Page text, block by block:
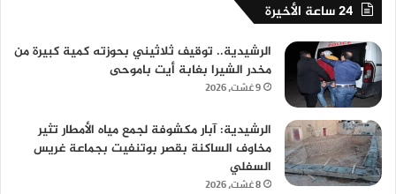
24 ساعة الأخيرة
الرشيدية.. توقيف ثلاثيني بحوزته كمية كبيرة من
مخدر الشيرا بغابة أيت باموحى
9 غشت، 2026
الرشيدية: آبار مكشوفة لجمع مياه الأمطار تثير
مخاوف الساكنة بقصر بوتنفيت بجماعة غريس
السفلي
8 غشت، 2026